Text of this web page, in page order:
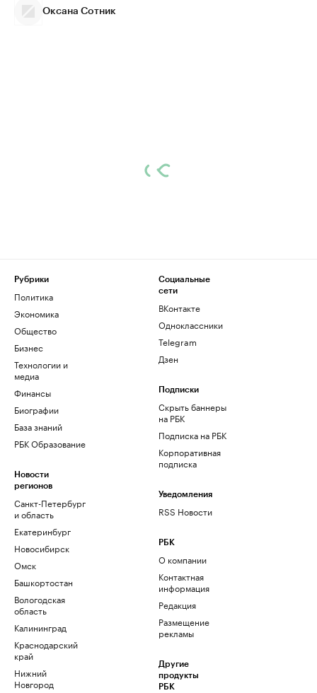
Оксана Сотник
Рубрики
Политика
Экономика
Общество
Бизнес
Технологии и
медиа
Финансы
Биографии
База знаний
РБК Образование
Новости
регионов
Санкт-Петербург
и область
Екатеринбург
Новосибирск
Омск
Башкортостан
Вологодская
область
Калининград
Краснодарский
край
Нижний
Новгород
Социальные
сети
ВКонтакте
Одноклассники
Telegram
Дзен
Подписки
Скрыть баннеры
на РБК
Подписка на РБК
Корпоративная
подписка
Уведомления
RSS Новости
РБК
О компании
Контактная
информация
Редакция
Размещение
рекламы
Другие
продукты
РБК